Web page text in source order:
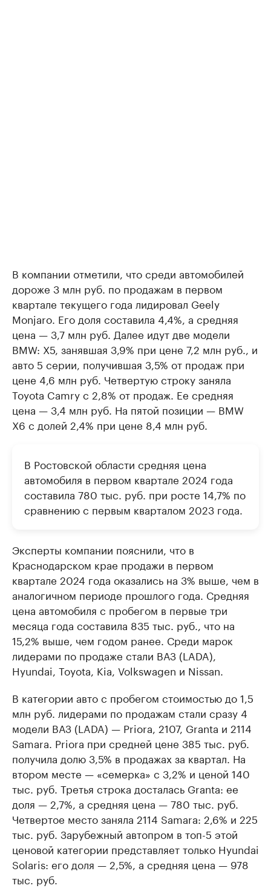
В компании отметили, что среди автомобилей
дороже 3 млн руб. по продажам в первом
квартале текущего года лидировал Geely
Monjaro. Его доля составила 4,4%, а средняя
цена — 3,7 млн руб. Далее идут две модели
BMW: X5, занявшая 3,9% при цене 7,2 млн руб., и
авто 5 серии, получившая 3,5% от продаж при
цене 4,6 млн руб. Четвертую строку заняла
Toyota Camry с 2,8% от продаж. Ее средняя
цена — 3,4 млн руб. На пятой позиции — BMW
X6 с долей 2,4% при цене 8,4 млн руб.
В Ростовской области средняя цена
автомобиля в первом квартале 2024 года
составила 780 тыс. руб. при росте 14,7% по
сравнению с первым кварталом 2023 года.
Эксперты компании пояснили, что в
Краснодарском крае продажи в первом
квартале 2024 года оказались на 3% выше, чем в
аналогичном периоде прошлого года. Средняя
цена автомобиля с пробегом в первые три
месяца года составила 835 тыс. руб., что на
15,2% выше, чем годом ранее. Среди марок
лидерами по продаже стали ВАЗ (LADA),
Hyundai, Toyota, Kia, Volkswagen и Nissan.
В категории авто с пробегом стоимостью до 1,5
млн руб. лидерами по продажам стали сразу 4
модели ВАЗ (LADA) — Priora, 2107, Granta и 2114
Samara. Priora при средней цене 385 тыс. руб.
получила долю 3,5% в продажах за квартал. На
втором месте — «семерка» с 3,2% и ценой 140
тыс. руб. Третья строка досталась Granta: ее
доля — 2,7%, а средняя цена — 780 тыс. руб.
Четвертое место заняла 2114 Samara: 2,6% и 225
тыс. руб. Зарубежный автопром в топ-5 этой
ценовой категории представляет только Hyundai
Solaris: его доля — 2,5%, а средняя цена — 978
тыс. руб.